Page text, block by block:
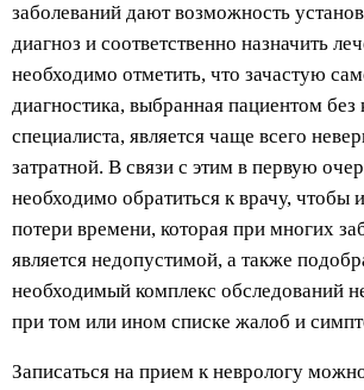
заболеваний дают возможность
диагноз и соответственно назначить
необходимо отметить, что зачастую
диагностика, выбранная пациентом без
специалиста, является чаще всего
затратной. В связи с этим в первую
необходимо обратиться к врачу, чтобы
потери времени, которая при многих
является недопустимой, а также
необходимый комплекс обследований
при том или ином списке жалоб и
Записаться на прием к неврологу